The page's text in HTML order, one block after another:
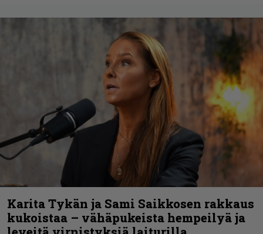
Karita Tykän ja Sami Saikkosen rakkaus
kukoistaa – vähäpukeista hempeilyä ja